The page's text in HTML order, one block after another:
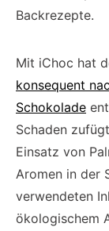
Backrezepte.
Mit iChoc hat
konsequent
Schokolade
Schaden
Einsatz von
Aromen in der
verwendeten
ökologischem